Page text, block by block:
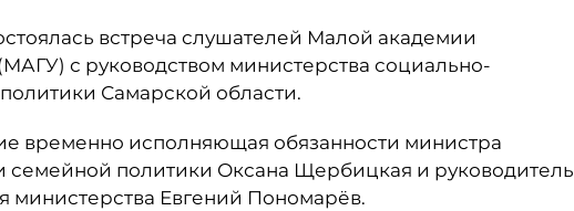
встреча слушателей Малой академии
с руководством министерства социально-
Самарской области.
временно исполняющая обязанности министра
политики Оксана Щербицкая и руководитель
министерства Евгений Пономарёв.